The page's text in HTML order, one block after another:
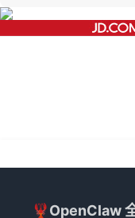
🦞OpenClaw